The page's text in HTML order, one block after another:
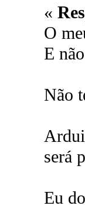
«
O
E
Não
será
Eu